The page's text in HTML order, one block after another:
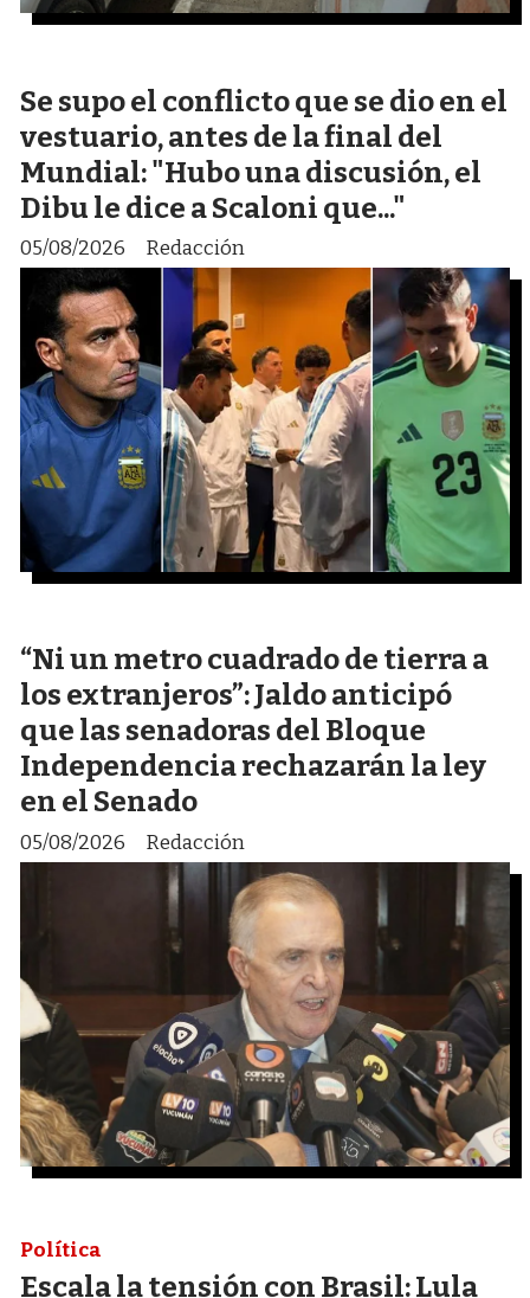
Se supo el conflicto que se dio en el
vestuario, antes de la final del
Mundial: "Hubo una discusión, el
Dibu le dice a Scaloni que..."
Redacción
05/08/2026
“Ni un metro cuadrado de tierra a
los extranjeros”: Jaldo anticipó
que las senadoras del Bloque
Independencia rechazarán la ley
en el Senado
Redacción
05/08/2026
Escala la tensión con Brasil: Lula
Política